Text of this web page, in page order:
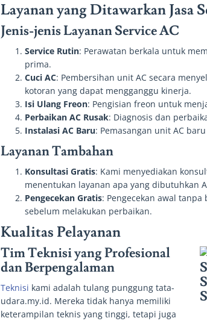
Layanan yang Ditawarkan Jasa
Jenis-jenis Layanan Service AC
Service Rutin: Perawatan berkala untuk
prima.
Cuci AC: Pembersihan unit AC secara
kotoran yang dapat mengganggu kinerja.
Isi Ulang Freon: Pengisian freon untuk
Perbaikan AC Rusak: Diagnosis dan
Instalasi AC Baru: Pemasangan unit AC
Layanan Tambahan
Konsultasi Gratis: Kami menyediakan
menentukan layanan apa yang dibutuhkan
Pengecekan Gratis: Pengecekan awal
sebelum melakukan perbaikan.
Kualitas Pelayanan
Tim Teknisi yang Profesional
dan Berpengalaman
Teknisi kami adalah tulang punggung tata-
udara.my.id. Mereka tidak hanya memiliki
keterampilan teknis yang tinggi, tetapi juga